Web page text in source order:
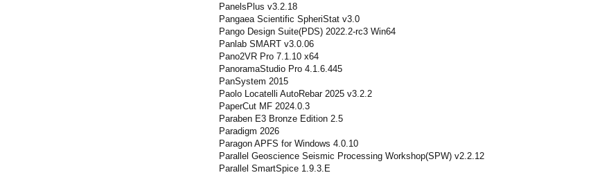
PanelsPlus v3.2.18
Pangaea Scientific SpheriStat v3.0
Pango Design Suite(PDS) 2022.2-rc3 Win64
Panlab SMART v3.0.06
Pano2VR Pro 7.1.10 x64
PanoramaStudio Pro 4.1.6.445
PanSystem 2015
Paolo Locatelli AutoRebar 2025 v3.2.2
PaperCut MF 2024.0.3
Paraben E3 Bronze Edition 2.5
Paradigm 2026
Paragon APFS for Windows 4.0.10
Parallel Geoscience Seismic Processing Workshop(SPW) v2.2.12
Parallel SmartSpice 1.9.3.E